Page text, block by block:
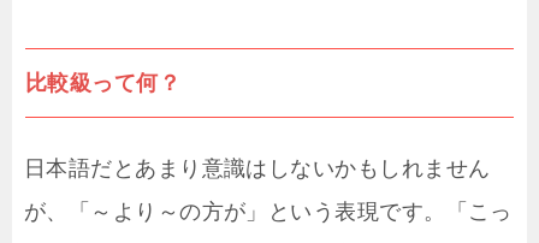
比較級って何？
日本語だとあまり意識はしないかもしれません
が、「～より～の方が」という表現です。「こっ